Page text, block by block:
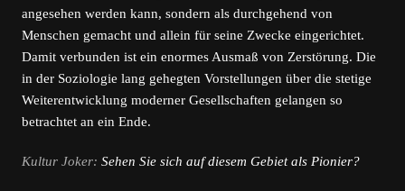
angesehen werden kann, sondern als durchgehend von
Menschen gemacht und allein für seine Zwecke eingerichtet.
Damit verbunden ist ein enormes Ausmaß von Zerstörung. Die
in der Soziologie lang gehegten Vorstellungen über die stetige
Weiterentwicklung moderner Gesellschaften gelangen so
betrachtet an ein Ende.
Kultur Joker: Sehen Sie sich auf diesem Gebiet als Pionier?